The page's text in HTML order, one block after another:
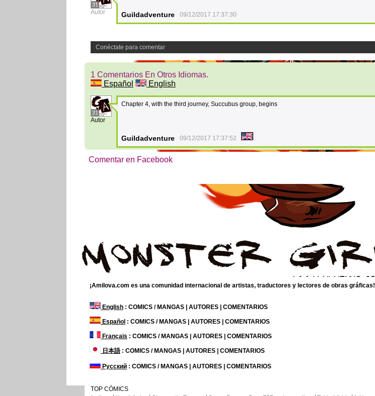
31
Autor Guildadventure 09/12/2017 17:37:30
Conéctate para comentar
1 Comentarios En Otros Idiomas.
Español
English
31
Autor
Chapter 4, with the third journey, Succubus group, begins
Guildadventure 09/12/2017 17:37:52
Comentar en Facebook
¡Amilova.com es una comunidad internacional de artistas, traductores y lectores de obras gráficas!
English : COMICS / MANGAS | AUTORES | COMENTARIOS
Español : COMICS / MANGAS | AUTORES | COMENTARIOS
Français : COMICS / MANGAS | AUTORES | COMENTARIOS
日本語: COMICS / MANGAS | AUTORES | COMENTARIOS
Русский : COMICS / MANGAS | AUTORES | COMENTARIOS
TOP CÓMICS